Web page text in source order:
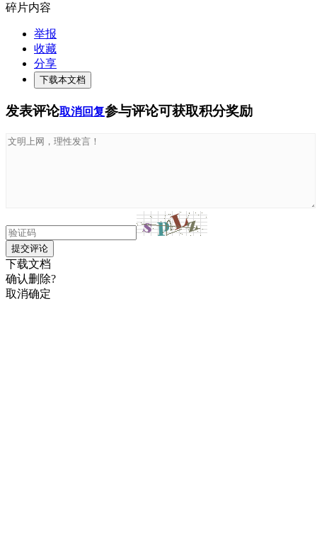
碎片内容
举报
收藏
分享
下载本文档
发表评论取消回复参与评论可获取积分奖励
提交评论
下载文档
确认删除?
取消确定